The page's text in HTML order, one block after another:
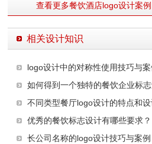
查看更多餐饮酒店logo设计案例
相关设计知识
logo设计中的对称性使用技巧与案
如何得到一个独特的餐饮企业标志
不同类型餐厅logo设计的特点和
优秀的餐饮标志设计有哪些要求？
长公司名称的logo设计技巧与案例